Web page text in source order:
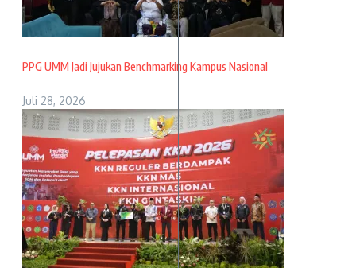
PPG UMM Jadi Jujukan Benchmarking Kampus Nasional
Juli 28, 2026